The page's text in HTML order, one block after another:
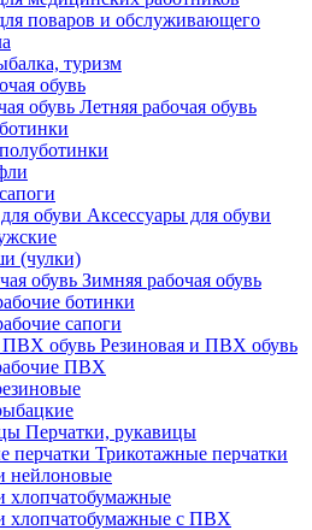
поваров и обслуживающего
туризм
обувь
Летняя рабочая обувь
Аксессуары для обуви
(чулки)
Зимняя рабочая обувь
ботинки
сапоги
Резиновая и ПВХ обувь
ПВХ
Перчатки, рукавицы
Трикотажные перчатки
нейлоновые
хлопчатобумажные
хлопчатобумажные с ПВХ